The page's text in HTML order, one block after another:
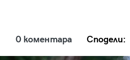
0 коментара Сподели: